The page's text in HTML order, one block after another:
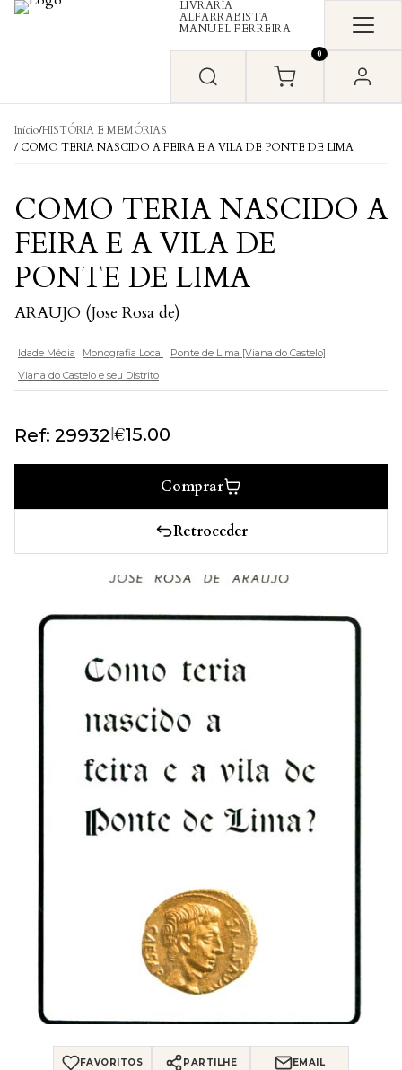
Skip to content
LIVRARIA
ALFARRABISTA
MANUEL FERREIRA
0
Início/HISTÓRIA E MEMÓRIAS
/ COMO TERIA NASCIDO A FEIRA E A VILA DE PONTE DE LIMA
COMO TERIA NASCIDO A
FEIRA E A VILA DE
PONTE DE LIMA
ARAUJO (Jose Rosa de)
Idade Média Monografia Local
Ponte de Lima [Viana do Castelo]
Viana do Castelo e seu Distrito
Ref: 29932|€15.00
Comprar
Retroceder
FAVORITOS PARTILHE EMAIL